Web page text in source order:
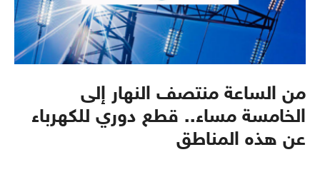
من الساعة منتصف النهار إلى
الخامسة مساء.. قطع دوري للكهرباء
عن هذه المناطق